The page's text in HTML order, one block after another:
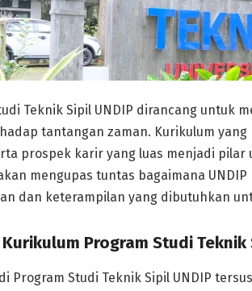
Teknik Sipil UNDIP dirancang untuk
tantangan zaman. Kurikulum
prospek karir yang luas menjadi
mengupas tuntas bagaimana
dan keterampilan yang dibutuhkan
Program Studi Teknik
Program Studi Teknik Sipil UNDIP